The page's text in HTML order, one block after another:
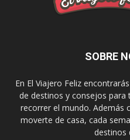
SOBRE
En El Viajero Feliz
de destinos y consejos
recorrer el mundo. Además
moverte de casa, cada
destinos